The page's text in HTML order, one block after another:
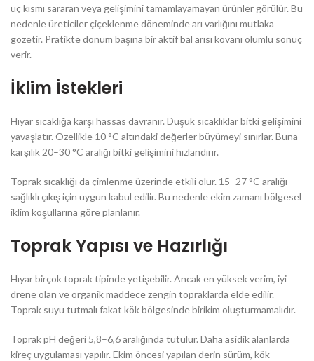
uç kısmı sararan veya gelişimini tamamlayamayan ürünler görülür. Bu
nedenle üreticiler çiçeklenme döneminde arı varlığını mutlaka
gözetir. Pratikte dönüm başına bir aktif bal arısı kovanı olumlu sonuç
verir.
İklim İstekleri
Hıyar sıcaklığa karşı hassas davranır. Düşük sıcaklıklar bitki gelişimini
yavaşlatır. Özellikle 10 °C altındaki değerler büyümeyi sınırlar. Buna
karşılık 20–30 °C aralığı bitki gelişimini hızlandırır.
Toprak sıcaklığı da çimlenme üzerinde etkili olur. 15–27 °C aralığı
sağlıklı çıkış için uygun kabul edilir. Bu nedenle ekim zamanı bölgesel
iklim koşullarına göre planlanır.
Toprak Yapısı ve Hazırlığı
Hıyar birçok toprak tipinde yetişebilir. Ancak en yüksek verim, iyi
drene olan ve organik maddece zengin topraklarda elde edilir.
Toprak suyu tutmalı fakat kök bölgesinde birikim oluşturmamalıdır.
Toprak pH değeri 5,8–6,6 aralığında tutulur. Daha asidik alanlarda
kireç uygulaması yapılır. Ekim öncesi yapılan derin sürüm, kök